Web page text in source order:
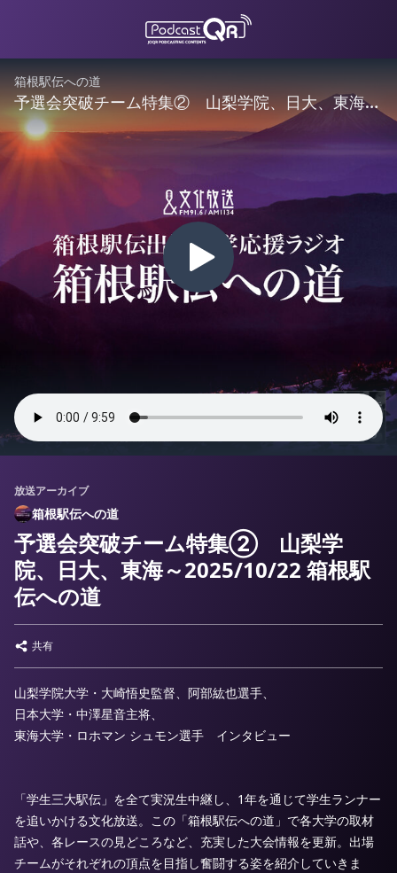
放送アーカイブ
箱根駅伝への道
予選会突破チーム特集② 山梨学
院、日大、東海～2025/10/22 箱根駅
伝への道
共有
山梨学院大学・大崎悟史監督、阿部紘也選手、
日本大学・中澤星音主将、
東海大学・ロホマン シュモン選手 インタビュー
「学生三大駅伝」を全て実況生中継し、1年を通じて学生ランナー
を追いかける文化放送。この「箱根駅伝への道」で各大学の取材
話や、各レースの見どころなど、充実した大会情報を更新。出場
チームがそれぞれの頂点を目指し奮闘する姿を紹介していきま